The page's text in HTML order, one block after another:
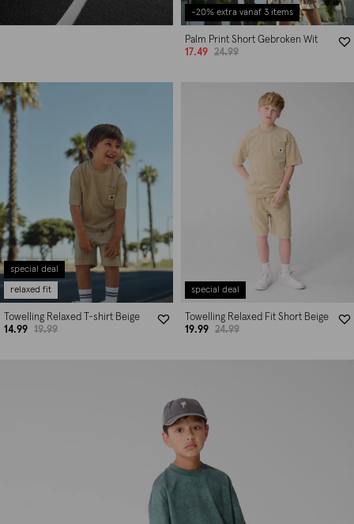
-20% extra vanaf 3 items
Palm Print Short Gebroken Wit
17.49
24.99
special deal
relaxed fit
Towelling Relaxed T-shirt Beige
14.99
19.99
special deal
Towelling Relaxed Fit Short Beige
19.99
24.99